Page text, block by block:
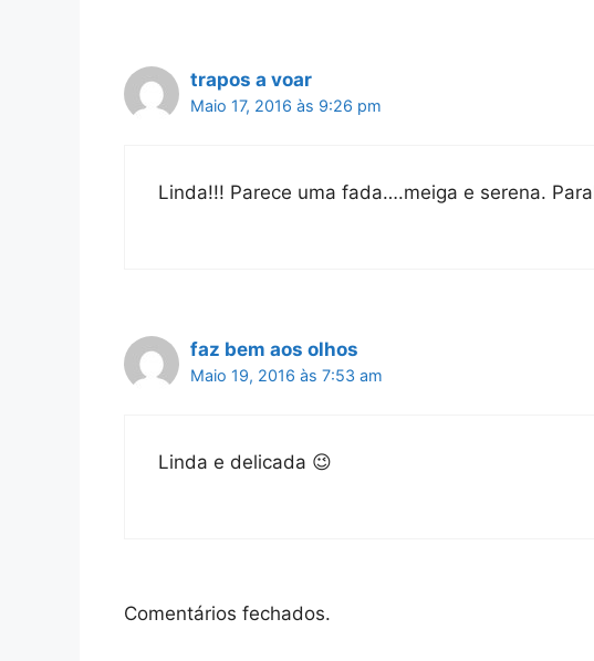
trapos a voar
Maio 17, 2016 às 9:26 pm
Linda!!! Parece uma fada….meiga e serena.
faz bem aos olhos
Maio 19, 2016 às 7:53 am
Linda e delicada 😉
Comentários fechados.